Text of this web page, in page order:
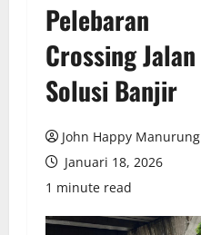
Pelebaran
Crossing Jalan
Solusi Banjir
John Happy Manurung
Januari 18, 2026
1 minute read